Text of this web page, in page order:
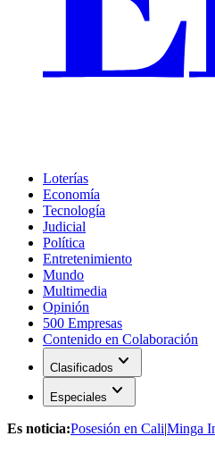
Loterías
Economía
Tecnología
Judicial
Política
Entretenimiento
Mundo
Multimedia
Opinión
500 Empresas
Contenido en Colaboración
Clasificados expand_more
Especiales expand_more
Es noticia:Posesión en Cali|Minga